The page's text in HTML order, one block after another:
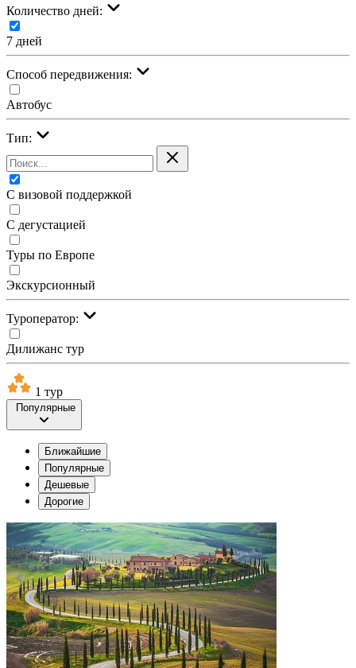
Количество дней:
7 дней
Cпособ передвижения:
Автобус
Тип:
С визовой поддержкой
С дегустацией
Туры по Европе
Экскурсионный
Туроператор:
Дилижанс тур
1 тур
Популярные
Ближайшие
Популярные
Дешевые
Дорогие